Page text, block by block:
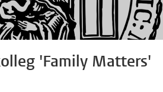
'Family Matters'